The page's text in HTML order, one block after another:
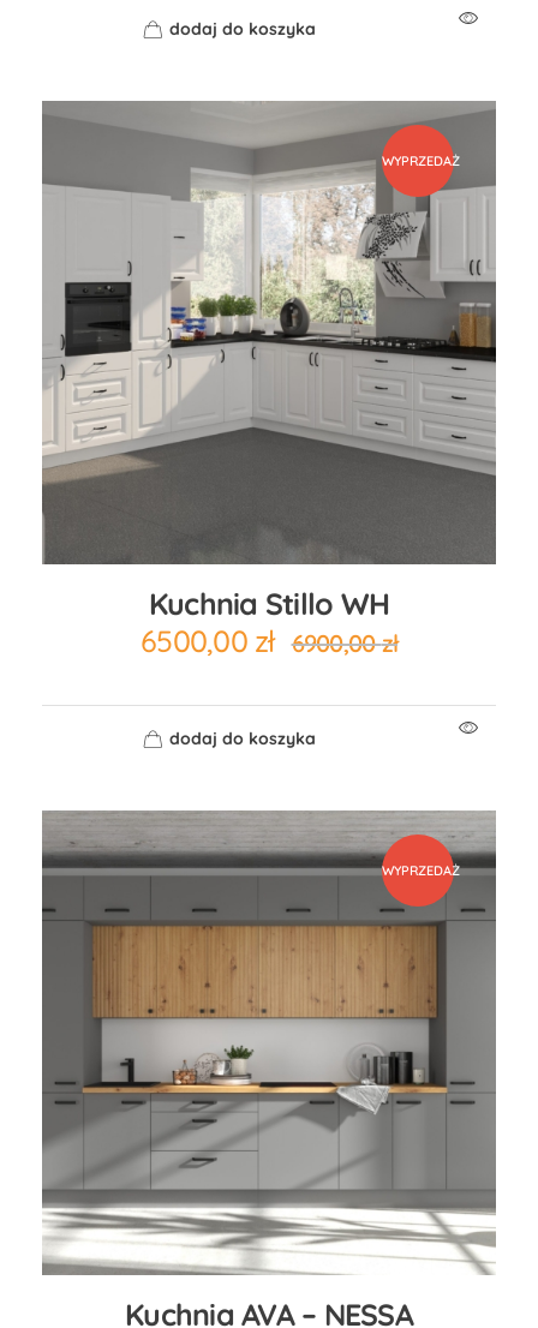
dodaj do koszyka
WYPRZEDAŻ
Kuchnia Stillo WH
6500,00 zł 6900,00zł
dodaj do koszyka
WYPRZEDAŻ
Kuchnia AVA – NESSA